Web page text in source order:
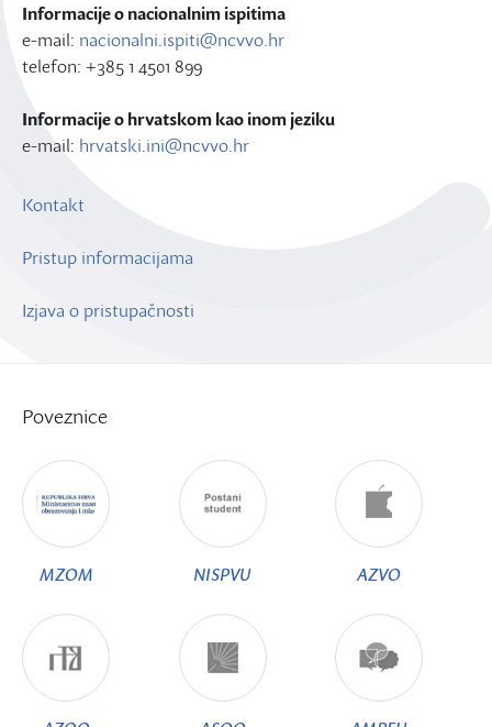
Informacije o nacionalnim ispitima
e-mail: nacionalni.ispiti@ncvvo.hr
telefon: +385 1 4501 899
Informacije o hrvatskom kao inom jeziku
e-mail: hrvatski.ini@ncvvo.hr
Kontakt
Pristup informacijama
Izjava o pristupačnosti
Poveznice
MZOM NISPVU AZVO